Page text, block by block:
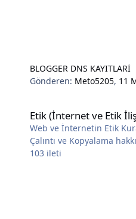
BLOGGER DNS KAYITLARİ
Gönderen: Meto5205, 11
Etik (İnternet ve Etik
Web ve İnternetin Etik
Çalıntı ve Kopyalama
103 ileti